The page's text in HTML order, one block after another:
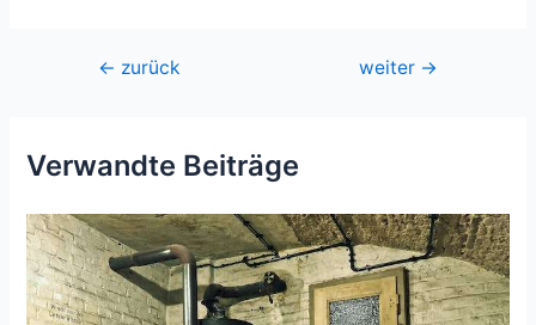
Beitragsnavigation
← zurück weiter →
Verwandte Beiträge